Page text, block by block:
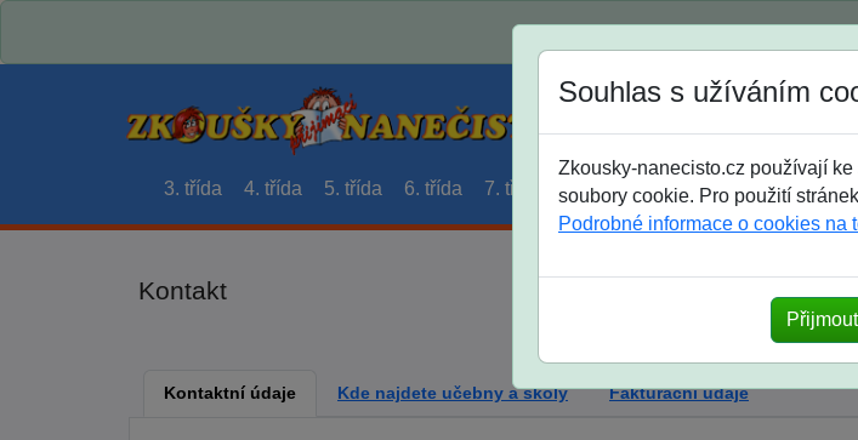
3. třída 4. třída 5. třída 6. třída 7. třída 8. třída 9. třída střední
Kontakt
Kontaktní údaje Kde najdete učebny a školy Fakturační údaje
Souhlas s užíváním
Zkousky-nanecisto.cz používají
soubory cookie. Pro použití
Podrobné informace o cookies na